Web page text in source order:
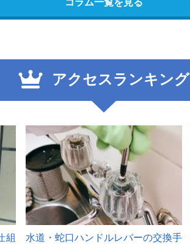
コラム一覧を見る
アクセスランキング
組
2
水道・蛇口ハンドルレバーの交換手